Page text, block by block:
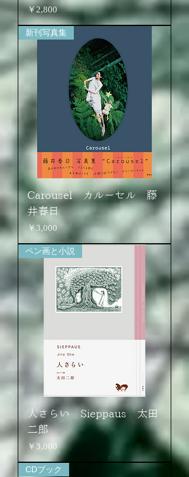
価格
￥2,800
新刊写真集
Carousel カルーセル 藤
井春日
価格
￥3,000
ペン画と小説
人さらい Sieppaus 太田
二郎
価格
￥3,000
CDブック